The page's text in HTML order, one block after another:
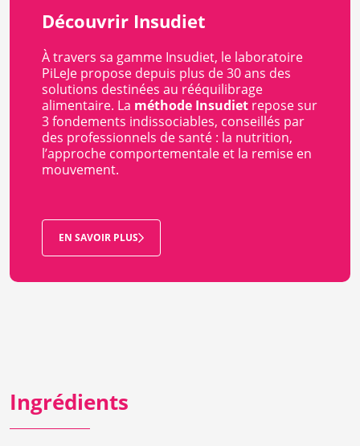
Découvrir Insudiet
À travers sa gamme Insudiet, le laboratoire
PiLeJe propose depuis plus de 30 ans des
solutions destinées au rééquilibrage
alimentaire. La méthode Insudiet repose sur
3 fondements indissociables, conseillés par
des professionnels de santé : la nutrition,
l’approche comportementale et la remise en
mouvement.
EN SAVOIR PLUS
Ingrédients